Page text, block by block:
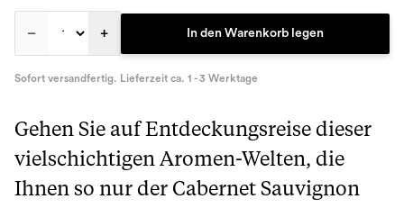
– + In den Warenkorb legen
Sofort versandfertig. Lieferzeit ca. 1 - 3 Werktage
Gehen Sie auf Entdeckungsreise dieser
vielschichtigen Aromen-Welten, die
Ihnen so nur der Cabernet Sauvignon